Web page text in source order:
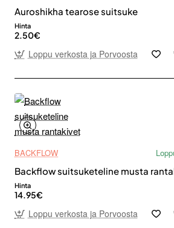
Auroshikha tearose suitsuke
Hinta
2.50€
Loppu verkosta ja Porvoosta
BACKFLOW
Backflow suitsuketeline musta
Hinta
14.95€
Loppu verkosta ja Porvoosta